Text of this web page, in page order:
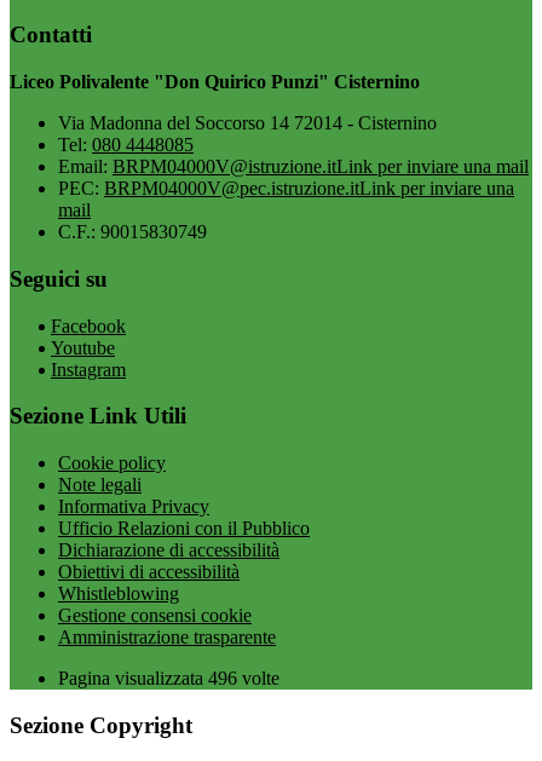
Contatti
Liceo Polivalente "Don Quirico Punzi" Cisternino
Via Madonna del Soccorso 14 72014 - Cisternino
Tel: 080 4448085
Email: BRPM04000V@istruzione.itLink per inviare una mail
PEC: BRPM04000V@pec.istruzione.itLink per inviare una
mail
C.F.: 90015830749
Seguici su
Facebook
Youtube
Instagram
Sezione Link Utili
Cookie policy
Note legali
Informativa Privacy
Ufficio Relazioni con il Pubblico
Dichiarazione di accessibilità
Obiettivi di accessibilità
Whistleblowing
Gestione consensi cookie
Amministrazione trasparente
Pagina visualizzata 496 volte
Sezione Copyright